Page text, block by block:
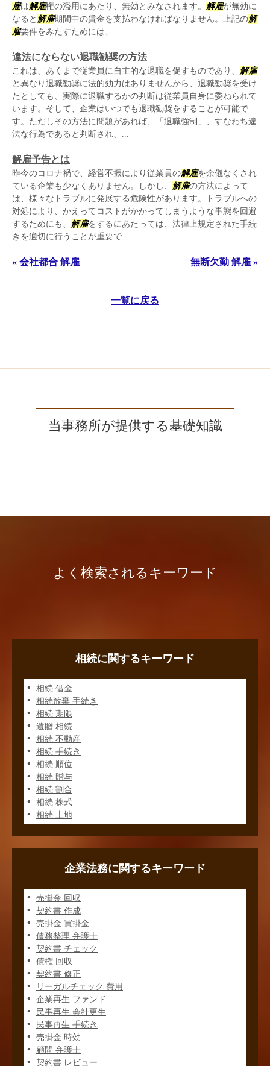
雇は解雇権の濫用にあたり、無効とみなされます。 解雇が無効に
なると 解雇期間中の賃金を支払わなければなりません。上記の解
雇要件をみたすためには、...
違法にならない退職勧奨の方法
これは、あくまで従業員に自主的な退職を促すものであり、 解雇
と異なり退職勧奨に法的効力はありませんから、退職勧奨を受け
たとしても、実際に退職するかの判断は従業員自身に委ねられて
います。そして、企業はいつでも退職勧奨をすることが可能で
す。ただしその方法に問題があれば、「退職強制」、すなわち違
法な行為であると判断され、...
解雇予告とは
昨今のコロナ禍で、経営不振により従業員の解雇を余儀なくされ
ている企業も少なくありません。しかし、 解雇の方法によって
は、様々なトラブルに発展する危険性があります。トラブルへの
対処により、かえってコストがかかってしまうような事態を回避
するためにも、 解雇をするにあたっては、法律上規定された手続
きを適切に行うことが重要で...
« 会社都合 解雇 無断欠勤 解雇 »
一覧に戻る
当事務所が提供する基礎知識
よく検索されるキーワード
相続に関するキーワード
相続 借金
相続放棄 手続き
相続 期限
遺贈 相続
相続 不動産
相続 手続き
相続 順位
相続 贈与
相続 割合
相続 株式
相続 土地
企業法務に関するキーワード
売掛金 回収
契約書 作成
売掛金 買掛金
債務整理 弁護士
契約書 チェック
債権 回収
契約書 修正
リーガルチェック 費用
企業再生 ファンド
民事再生 会社更生
民事再生 手続き
売掛金 時効
顧問 弁護士
契約書 レビュー